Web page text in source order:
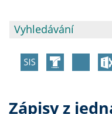
Zápisy z